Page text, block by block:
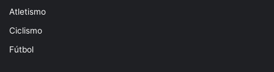
Atletismo
Ciclismo
Fútbol